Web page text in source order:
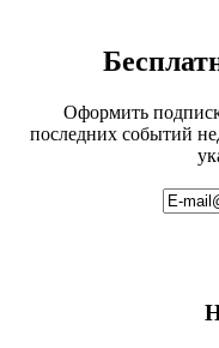
Оформить
последних событий